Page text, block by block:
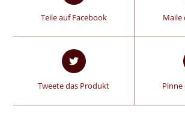
Teile auf Facebook Maile
Tweete das Produkt